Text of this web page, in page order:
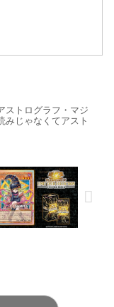
ストログラフ・マジ
みじゃなくてアスト